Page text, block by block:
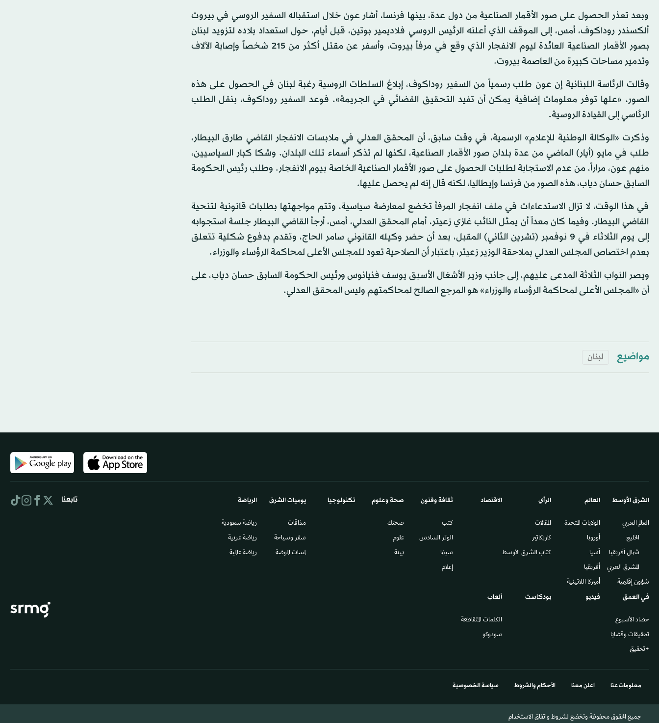
وبعد تعذر الحصول على صور الأقمار الصناعية من دول عدة، بينها فرنسا، أشار عون خلال استقباله السفير الروسي في بيروت
ألكسندر روداكوف، أمس، إلى الموقف الذي أعلنه الرئيس الروسي فلاديمير بوتين، قبل أيام، حول استعداد بلاده لتزويد لبنان
بصور الأقمار الصناعية العائدة ليوم الانفجار الذي وقع في مرفأ بيروت، وأسفر عن مقتل أكثر من 215 شخصاً وإصابة الآلاف
وتدمير مساحات كبيرة من العاصمة بيروت.
وقالت الرئاسة اللبنانية إن عون طلب رسمياً من السفير روداكوف، إبلاغ السلطات الروسية رغبة لبنان في الحصول على هذه
الصور، «علها توفر معلومات إضافية يمكن أن تفيد التحقيق القضائي في الجريمة». فوعد السفير روداكوف، بنقل الطلب
الرئاسي إلى القيادة الروسية.
وذكرت «الوكالة الوطنية للإعلام» الرسمية، في وقت سابق، أن المحقق العدلي في ملابسات الانفجار القاضي طارق البيطار،
طلب في مايو (أيار) الماضي من عدة بلدان صور الأقمار الصناعية، لكنها لم تذكر أسماء تلك البلدان. وشكا كبار السياسيين،
منهم عون، مراراً، من عدم الاستجابة لطلبات الحصول على صور الأقمار الصناعية الخاصة بيوم الانفجار. وطلب رئيس الحكومة
السابق حسان دياب، هذه الصور من فرنسا وإيطاليا، لكنه قال إنه لم يحصل عليها.
في هذا الوقت، لا تزال الاستدعاءات في ملف انفجار المرفأ تخضع لمعارضة سياسية، وتتم مواجهتها بطلبات قانونية لتنحية
القاضي البيطار. وفيما كان معداً أن يمثل النائب غازي زعيتر، أمام المحقق العدلي، أمس، أرجأ القاضي البيطار جلسة استجوابه
إلى يوم الثلاثاء في 9 نوفمبر (تشرين الثاني) المقبل، بعد أن حضر وكيله القانوني سامر الحاج، وتقدم بدفوع شكلية تتعلق
بعدم اختصاص المجلس العدلي بملاحقة الوزير زعيتر، باعتبار أن الصلاحية تعود للمجلس الأعلى لمحاكمة الرؤساء والوزراء.
ويصر النواب الثلاثة المدعى عليهم، إلى جانب وزير الأشغال الأسبق يوسف فنيانوس ورئيس الحكومة السابق حسان دياب، على
أن «المجلس الأعلى لمحاكمة الرؤساء والوزراء» هو المرجع الصالح لمحاكمتهم وليس المحقق العدلي.
مواضيع لبنان
الشرق الأوسط​
العالم العربي
الخليج
شمال أفريقيا
المشرق العربي
شؤون إقليمية
العالم
الولايات المتحدة
أوروبا
آسيا
أفريقيا
أميركا اللاتينية
الرأي
المقالات
كاريكاتير
كتاب الشرق الأوسط
الاقتصاد ثقافة وفنون
كتب
الوتر السادس​
سينما
إعلام
صحة وعلوم
صحتك
علوم
بيئة
تكنولوجيا يوميات الشرق​
مذاقات
سفر وسياحة
لمسات الموضة
الرياضة
رياضة سعودية
رياضة عربية
رياضة عالمية
في العمق
حصاد الأسبوع
تحقيقات وقضايا
+تحقيق
فيديو بودكاست ألعاب
الكلمات المتقاطعة
سودوكو
تابعنا
معلومات عنا اعلن معنا الأحكام والشروط سياسة الخصوصية
جميع الحقوق محفوظة وتخضع لشروط واتفاق الاستخدام